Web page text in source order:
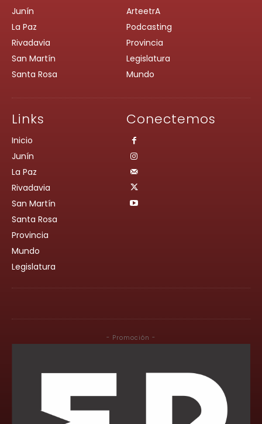
Junín
La Paz
Rivadavia
San Martín
Santa Rosa
ArteetrA
Podcasting
Provincia
Legislatura
Mundo
Links
Inicio
Junín
La Paz
Rivadavia
San Martín
Santa Rosa
Provincia
Mundo
Legislatura
Conectemos
- Promoción -